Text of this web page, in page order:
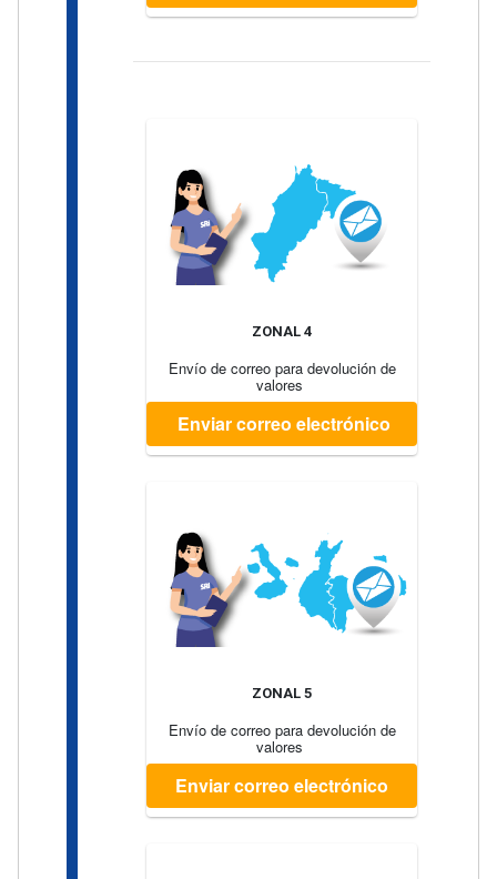
ZONAL 4
Envío de correo para devolución de
valores
Enviar correo electrónico
ZONAL 5
Envío de correo para devolución de
valores
Enviar correo electrónico